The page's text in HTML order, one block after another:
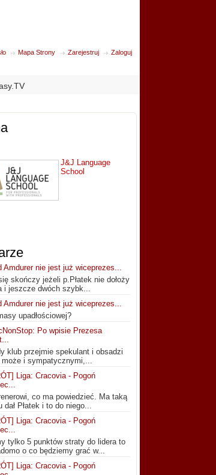
Mapa Strony Zarejestruj Zaloguj
J&J Language
School
Amdurer nie jest już wiceprezes...
skończy jeżeli p.Płatek nie dołoży
i jeszcze dwóch szybk...
Amdurer nie jest już wiceprezes...
upadłościowej?
Po wpisie Prezesa
klub przejmie spekulant i obsadzi
może i sympatycznymi,...
Liga: Cracovia - Pogoń
co ma powiedzieć. Ma taką
dał Płatek i to do niego...
Liga: Cracovia - Pogoń
tylko 5 punktów straty do lidera to
o co będziemy grać w...
Liga: Cracovia - Pogoń